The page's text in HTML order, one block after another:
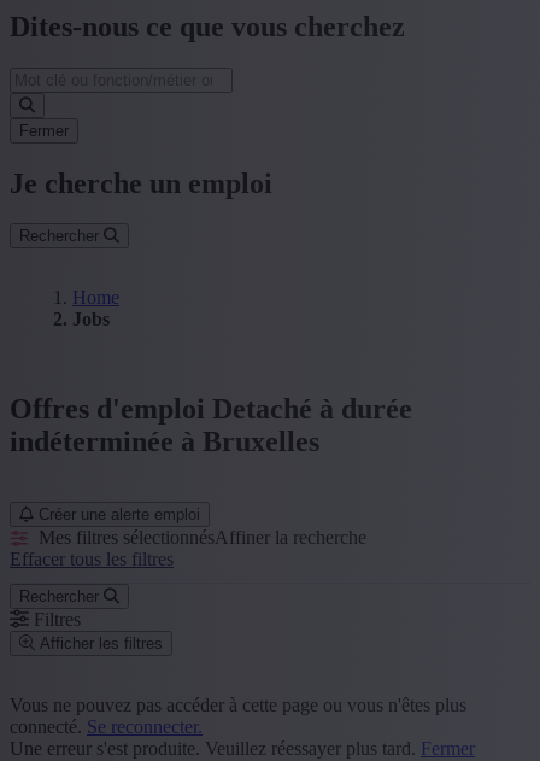
Dites-nous ce que vous cherchez
Fermer
Je cherche un emploi
Rechercher
Home
Jobs
Offres d'emploi Detaché à durée
indéterminée à Bruxelles
Créer une alerte emploi
Mes filtres sélectionnésAffiner la recherche
Effacer tous les filtres
Rechercher
Filtres
Afficher les filtres
Vous ne pouvez pas accéder à cette page ou vous n'êtes plus
connecté. Se reconnecter.
Une erreur s'est produite. Veuillez réessayer plus tard. Fermer